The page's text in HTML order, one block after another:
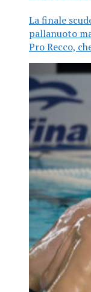
La finale
pallanuoto
Pro Recco,